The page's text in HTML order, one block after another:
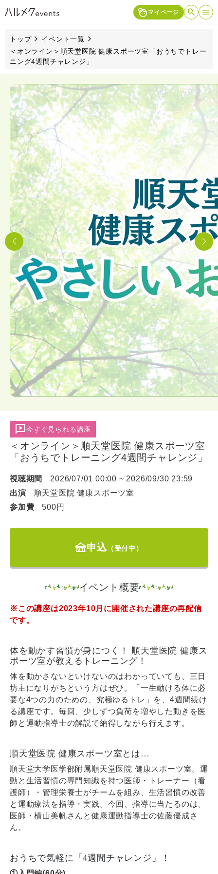
face_4 マイページ
search検索
トップ
イベント一覧
＜オンライン＞順天堂医院 健康スポーツ室「おうちでトレー
ニング4週間チャレンジ」
auto_read_play今すぐ見られる講座
＜オンライン＞順天堂医院 健康スポーツ室
「おうちでトレーニング4週間チャレンジ」
視聴期間
2026/07/01 00:00 ~ 2026/09/30 23:59
出演
順天堂医院 健康スポーツ室
参加費
500円
festival申込 （受付中）
イベント概要
※この講座は2023年10月に開催された講座の再配信
です。
体を動かす習慣が身につく！ 順天堂医院 健康ス
ポーツ室が教えるトレーニング！
体を動かさないといけないのはわかっていても、三日
坊主になりがちという方はぜひ。「一生動ける体に必
要な4つの力のための、究極ゆるトレ」を、4週間続け
る講座です。毎回、少しずつ負荷を増やした動きを医
師と運動指導士の解説で納得しながら行えます。
順天堂医院 健康スポーツ室とは…
順天堂大学医学部附属順天堂医院 健康スポーツ室。運
動と生活習慣の専門知識を持つ医師・トレーナー（看
護師）・管理栄養士がチームを組み、生活習慣の改善
と運動療法を指導・実践。今回、指導に当たるのは、
医師・横山美帆さんと健康運動指導士の佐藤優成さ
ん。
おうちで気軽に「4週間チャレンジ」！